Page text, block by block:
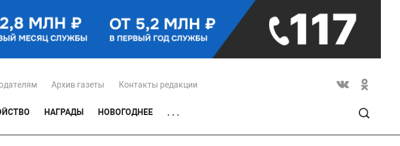
Архив газеты Контакты редакции
НАГРАДЫ НОВОГОДНЕЕ . . .